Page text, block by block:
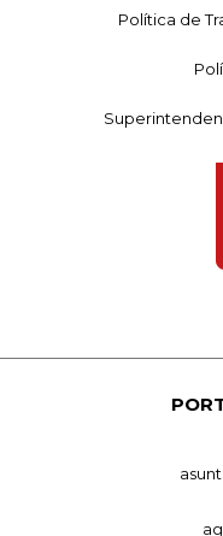
Política de